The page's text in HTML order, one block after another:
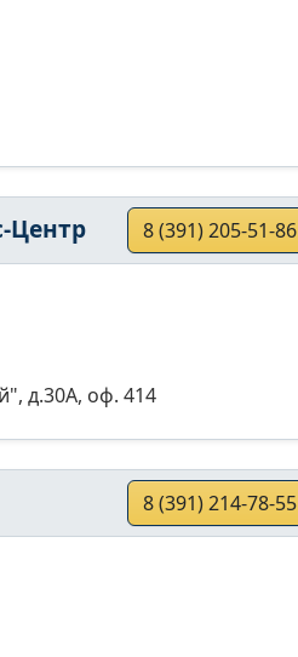
Центр 8 (391) 205-51-86
д.30А, оф. 414
8 (391) 214-78-55